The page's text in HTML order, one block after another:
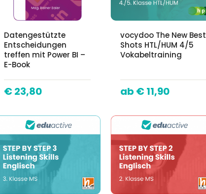
Datengestützte
Entscheidungen
treffen mit Power BI –
E-Book
€ 23,80
vocydoo The New Best
Shots HTL/HUM 4/5
Vokabeltraining
€ 11,90